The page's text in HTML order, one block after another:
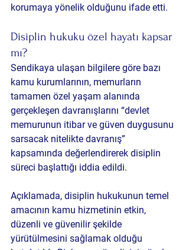
korumaya yönelik olduğunu ifade etti.
Disiplin hukuku özel hayatı kapsar
mı?
Sendikaya ulaşan bilgilere göre bazı
kamu kurumlarının, memurların
tamamen özel yaşam alanında
gerçekleşen davranışlarını “devlet
memurunun itibar ve güven duygusunu
sarsacak nitelikte davranış”
kapsamında değerlendirerek disiplin
süreci başlattığı iddia edildi.
Açıklamada, disiplin hukukunun temel
amacının kamu hizmetinin etkin,
düzenli ve güvenilir şekilde
yürütülmesini sağlamak olduğu